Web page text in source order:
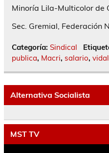
Minoría Lila-Multicolor de
Sec. Gremial, Federación
Categoría: Sindical
publica, Macri, salario, vidal
Alternativa Socialista
MST TV